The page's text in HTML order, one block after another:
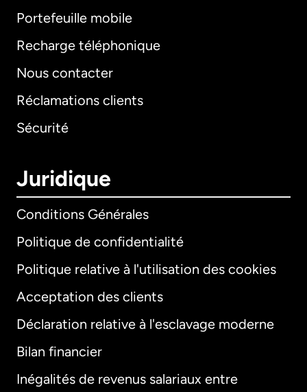
Portefeuille mobile
Recharge téléphonique
Nous contacter
Réclamations clients
Sécurité
Juridique
Conditions Générales
Politique de confidentialité
Politique relative à l'utilisation des cookies
Acceptation des clients
Déclaration relative à l'esclavage moderne
Bilan financier
Inégalités de revenus salariaux entre
International